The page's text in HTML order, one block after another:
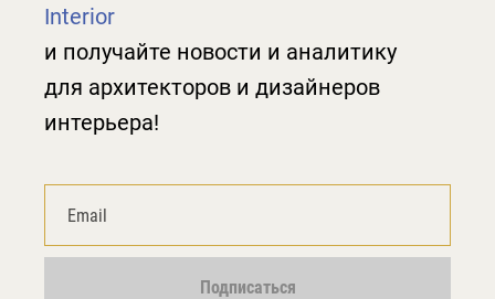
Interior
и получайте новости и аналитику
для архитекторов и дизайнеров
интерьера!
Подписаться